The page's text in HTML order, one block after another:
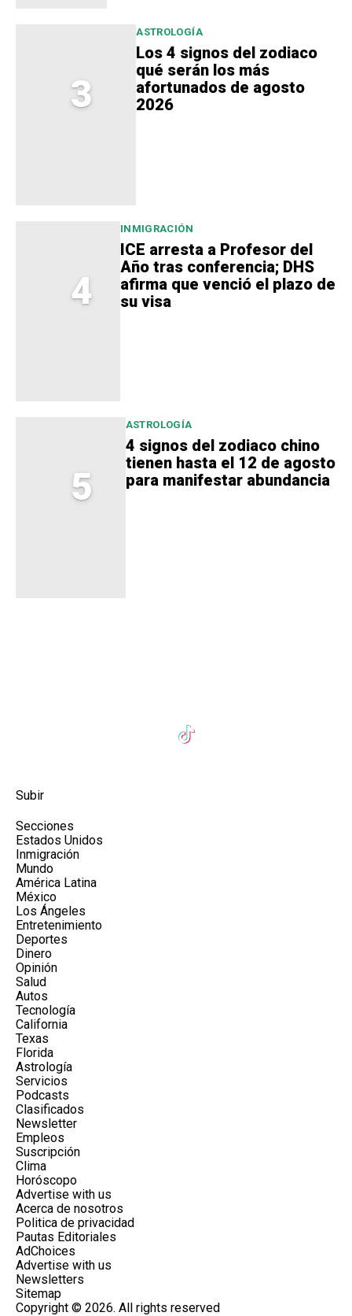
3
ASTROLOGÍA
Los 4 signos del zodiaco
qué serán los más
afortunados de agosto
2026
4
INMIGRACIÓN
ICE arresta a Profesor del
Año tras conferencia; DHS
afirma que venció el plazo de
su visa
5
ASTROLOGÍA
4 signos del zodiaco chino
tienen hasta el 12 de agosto
para manifestar abundancia
Subir
Secciones
Estados Unidos
Inmigración
Mundo
América Latina
México
Los Ángeles
Entretenimiento
Deportes
Dinero
Opinión
Salud
Autos
Tecnología
California
Texas
Florida
Astrología
Servicios
Podcasts
Clasificados
Newsletter
Empleos
Suscripción
Clima
Horóscopo
Advertise with us
Acerca de nosotros
Politica de privacidad
Pautas Editoriales
AdChoices
Advertise with us
Newsletters
Sitemap
Copyright © 2026. All rights reserved